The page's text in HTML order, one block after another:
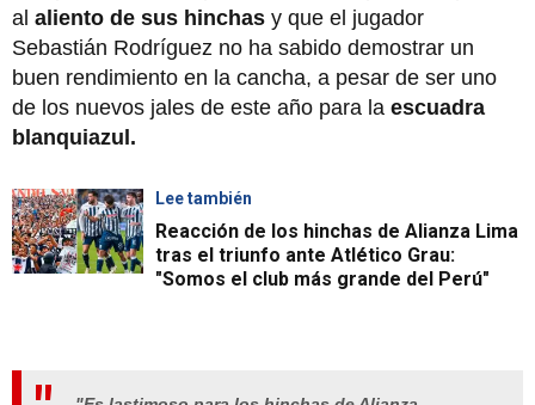
al aliento de sus hinchas y que el jugador
Sebastián Rodríguez no ha sabido demostrar un
buen rendimiento en la cancha, a pesar de ser uno
de los nuevos jales de este año para la escuadra
blanquiazul.
Lee también
Reacción de los hinchas de Alianza Lima
tras el triunfo ante Atlético Grau:
"Somos el club más grande del Perú"